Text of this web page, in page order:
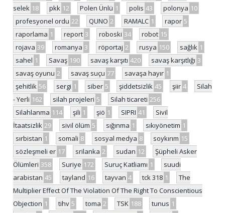
selek 18 pkk 12 Polen Ünlü 1 polis 43 polonya 10
profesyonel ordu 22 QUNO 2 RAMALC 1 rapor 5
raporlama 1 report 3 roboski 34 robot 15
rojava 39 romanya 3 röportaj 2 rusya 150 sağlık 1
sahel 1 Savaş 190 savaş karşıtı 420 savaş karşıtlığı 3
savaş oyunu 2 savaş suçu 77 savaşa hayır 1
şehitlik 56 sergi 1 siber 5 şiddetsizlik 45 şiir 4
Silah
- Yerli 162 silah projeleri 5 Silah ticareti 256
Silahlanma 114 şili 1 şiö 1 SIPRI 41
Sivil
İtaatsizlik 29 sivil ölüm 5 sığınma 1 sıkıyönetim 1
sırbistan 1 somali 8 sosyal medya 8 soykırım 15
sözleşmeli er 17 srilanka 2 sudan 12
Şüpheli Asker
Ölümleri 358 Suriye 172 Suruç Katliamı 1
suudi
arabistan 45 tayland 16 tayvan 4 tck 318 1
The
Multiplier Effect Of The Violation Of The Right To Conscientious
Objection 1 tihv 5 toma 2 TSK 188 tunus 1